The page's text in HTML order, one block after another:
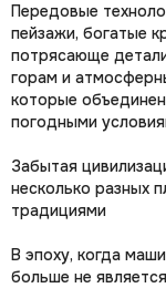
Передовые
пейзажи, богатые
потрясающе
горам и
которые
погодными
Забытая
несколько разных
традициями
В эпоху, когда
больше не